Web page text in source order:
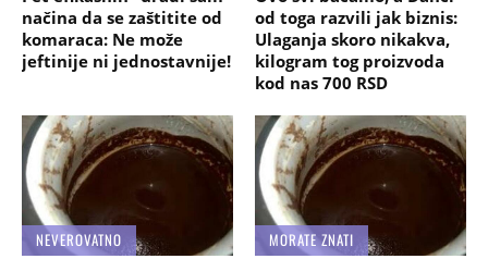
načina da se zaštitite od
komaraca: Ne može
jeftinije ni jednostavnije!
od toga razvili jak biznis:
Ulaganja skoro nikakva,
kilogram tog proizvoda
kod nas 700 RSD
NEVEROVATNO
MORATE ZNATI